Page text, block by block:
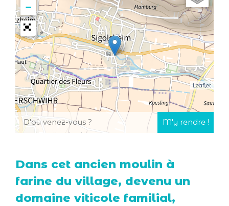
−
Leaflet
Dans cet ancien moulin à
farine du village, devenu un
domaine viticole familial,